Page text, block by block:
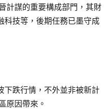
計謀的重要構成部門，其財
科技等，後期任務已墨守成
下跌行情，不外並非被新計
原因帶來。